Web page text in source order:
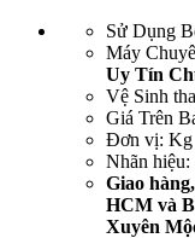
Sử Dụng
Máy
Uy Tín
Vệ Sinh
Giá Trên
Đơn vị: Kg
Nhãn
Giao
HCM và
Xuyên